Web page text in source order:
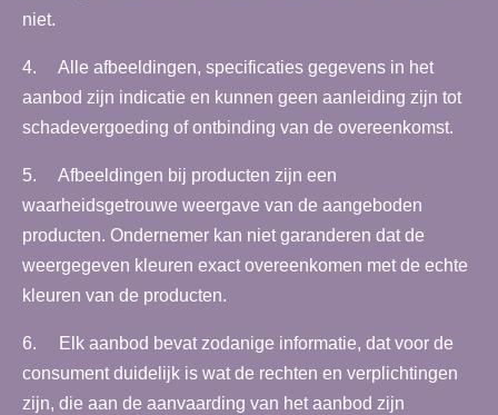
niet.
4. Alle afbeeldingen, specificaties gegevens in het
aanbod zijn indicatie en kunnen geen aanleiding zijn tot
schadevergoeding of ontbinding van de overeenkomst.
5. Afbeeldingen bij producten zijn een
waarheidsgetrouwe weergave van de aangeboden
producten. Ondernemer kan niet garanderen dat de
weergegeven kleuren exact overeenkomen met de echte
kleuren van de producten.
6. Elk aanbod bevat zodanige informatie, dat voor de
consument duidelijk is wat de rechten en verplichtingen
zijn, die aan de aanvaarding van het aanbod zijn